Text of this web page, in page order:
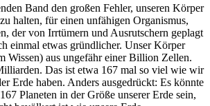
Band den großen Fehler, unseren Körper
halten, für einen unfähigen Organismus,
der von Irrtümern und Ausrutschern geplagt
einmal etwas gründlicher. Unser Körper
Wissen) aus ungefähr einer Billion Zellen.
Das ist etwa 167 mal so viel wie wir
Erde haben. Anders ausgedrückt: Es könnte
Planeten in der Größe unserer Erde sein,